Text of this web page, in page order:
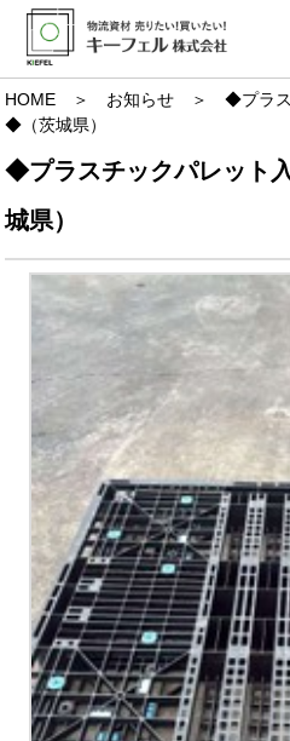
HOME ＞ お知らせ ＞ ◆プラス
◆（茨城県）
◆プラスチックパレット
城県）